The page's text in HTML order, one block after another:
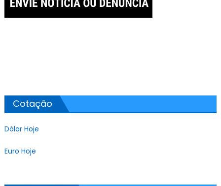
Cotação
Dólar Hoje
Euro Hoje